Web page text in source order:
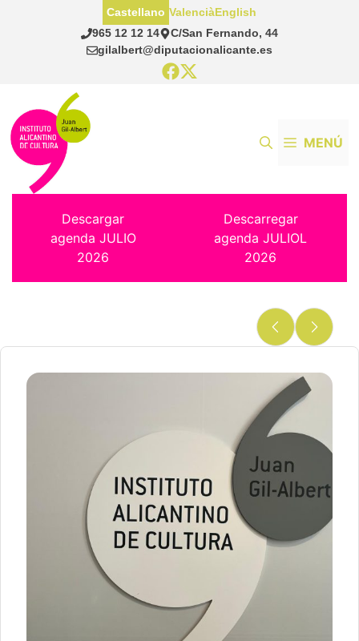
965 12 12 14
C/San Fernando, 44
gilalbert@diputacionalicante.es
Castellano ValenciàEnglish
MENÚ
Descargar
agenda JULIO
2026
Descarregar
agenda JULIOL
2026